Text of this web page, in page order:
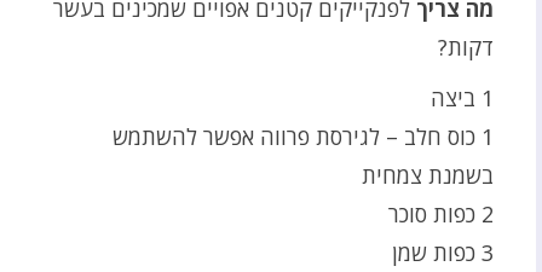
מה צריך לפנקייקים קטנים אפויים שמכינים בעשר
דקות?
1 ביצה
1 כוס חלב – לגירסת פרווה אפשר להשתמש
בשמנת צמחית
2 כפות סוכר
3 כפות שמן